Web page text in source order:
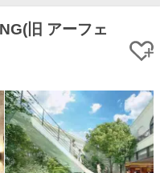
旧 アーフェ